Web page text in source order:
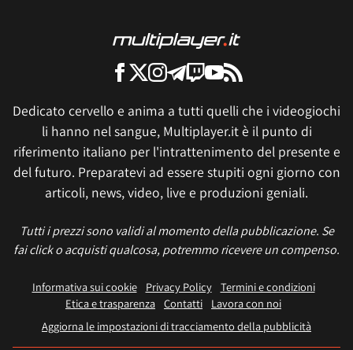
Dedicato cervello e anima a tutti quelli che i videogiochi
li hanno nel sangue, Multiplayer.it è il punto di
riferimento italiano per l'intrattenimento del presente e
del futuro. Preparatevi ad essere stupiti ogni giorno con
articoli, news, video, live e produzioni geniali.
Tutti i prezzi sono validi al momento della pubblicazione. Se
fai click o acquisti qualcosa, potremmo ricevere un compenso.
Informativa sui cookie Privacy Policy
Termini e condizioni
Etica e trasparenza Contatti
Lavora con noi
Aggiorna le impostazioni di tracciamento della pubblicità